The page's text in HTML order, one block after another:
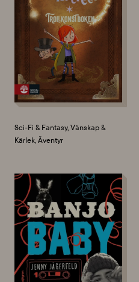
Sci-Fi & Fantasy, Vänskap &
Kärlek, Äventyr